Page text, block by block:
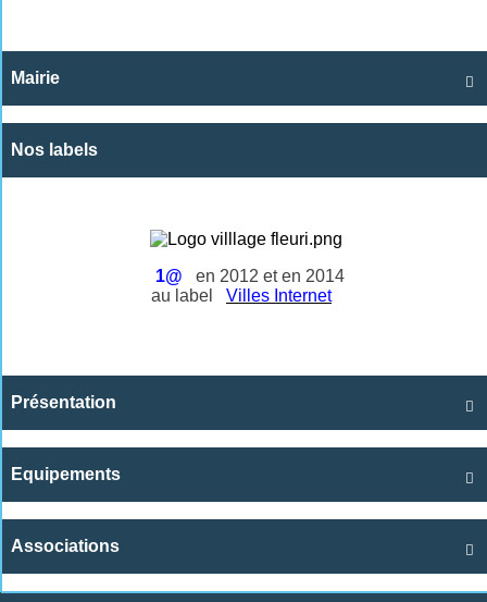

Mairie
Nos labels
1@
en 2012 et en 2014
au label
Villes Internet

Présentation

Equipements

Associations